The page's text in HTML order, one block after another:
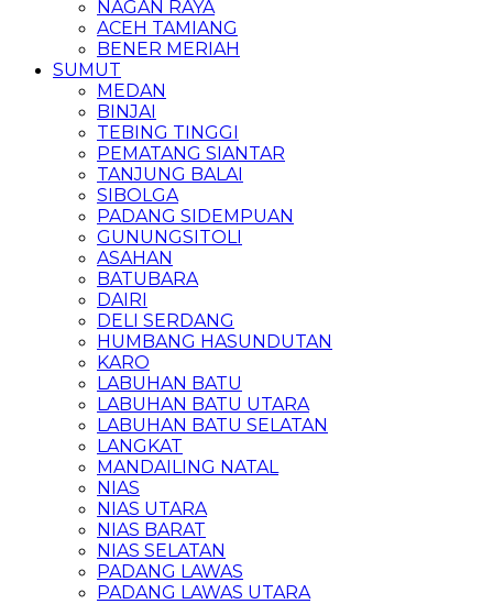
NAGAN RAYA
ACEH TAMIANG
BENER MERIAH
SUMUT
MEDAN
BINJAI
TEBING TINGGI
PEMATANG SIANTAR
TANJUNG BALAI
SIBOLGA
PADANG SIDEMPUAN
GUNUNGSITOLI
ASAHAN
BATUBARA
DAIRI
DELI SERDANG
HUMBANG HASUNDUTAN
KARO
LABUHAN BATU
LABUHAN BATU UTARA
LABUHAN BATU SELATAN
LANGKAT
MANDAILING NATAL
NIAS
NIAS UTARA
NIAS BARAT
NIAS SELATAN
PADANG LAWAS
PADANG LAWAS UTARA